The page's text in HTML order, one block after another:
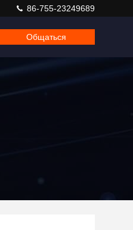
86-755-23249689
Общаться